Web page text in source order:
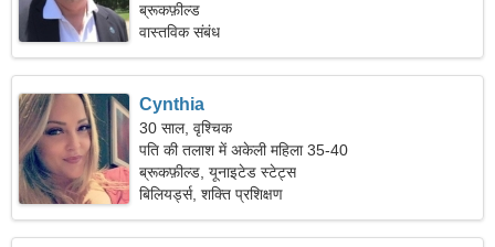
ब्रूकफ़ील्ड
वास्तविक संबंध
Cynthia
30 साल, वृश्चिक
पति की तलाश में अकेली महिला 35-40
ब्रूकफ़ील्ड, यूनाइटेड स्टेट्स
बिलियर्ड्स, शक्ति प्रशिक्षण